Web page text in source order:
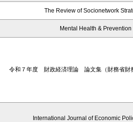
The Review of Socionetwork
Mental Health & Prevention
令和７年度 財政経済理論 論文集（財務省財
International Journal of Economic